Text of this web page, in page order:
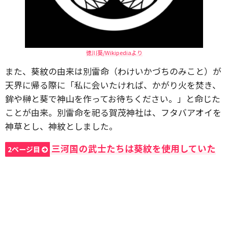
徳川葵/Wikipediaより
また、葵紋の由来は別雷命（わけいかづちのみこと）が
天界に帰る際に「私に会いたければ、かがり火を焚き、
鉾や榊と葵で神山を作ってお待ちください。」と命じた
ことが由来。別雷命を祀る賀茂神社は、フタバアオイを
神草とし、神紋としました。
2ページ目 三河国の武士たちは葵紋を使用していた